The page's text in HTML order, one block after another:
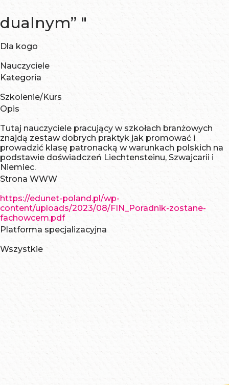
dualnym” "
Dla kogo
Nauczyciele
Kategoria
Szkolenie/Kurs
Opis
Tutaj nauczyciele pracujący w szkołach branżowych
znajdą zestaw dobrych praktyk jak promować i
prowadzić klasę patronacką w warunkach polskich na
podstawie doświadczeń Liechtensteinu, Szwajcarii i
Niemiec.
Strona WWW
https://edunet-poland.pl/wp-
content/uploads/2023/08/FIN_Poradnik-zostane-
fachowcem.pdf
Platforma specjalizacyjna
Wszystkie